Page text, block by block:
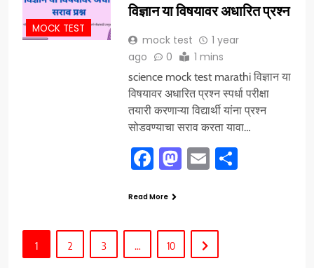
MOCK TEST
विज्ञान या विषयावर अधारित प्रश्न
mock test
1 year
ago
0 1 mins
science mock test marathi विज्ञान या
विषयावर अधारित प्रश्न स्पर्धा परीक्षा
तयारी करणाऱ्या विद्यार्थी यांना प्रश्न
सोडवण्याचा सराव करता यावा…
Facebook
Mastodon
EmailShare
Read More
1 2 3 … 10